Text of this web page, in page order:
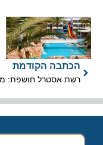
הכתבה הקודמת